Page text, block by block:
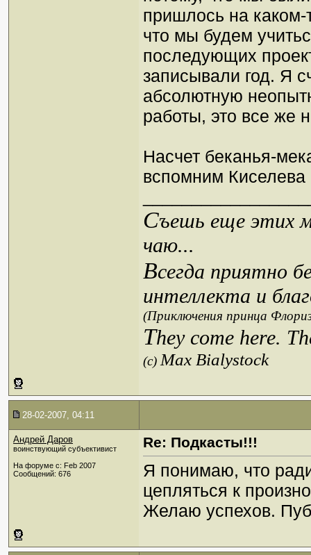
пришлось на каком-
что мы будем
последующих
записывали год. Я
абсолютную
работы, это все же
Насчет беканья-
вспомним Киселева
Съешь еще этих
чаю...
Всегда приятно
интеллекта и
(Приключения принца
They come here.
(c)Max Bialystock
28-02-2007, 04:11
Андрей Даров
воинствующий субъективист
На форуме с: Feb 2007
Сообщений: 676
Re: Подкасты!!!
Я понимаю, что
цепляться к
Желаю успехов.